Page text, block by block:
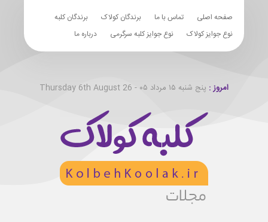
صفحه اصلی تماس با ما برندگان کولاک
برندگان کلبه
نوع جوایز کولاک
نوع جوایز کلبه سرگرمی درباره ما
امروز : پنج شنبه ۱۵ مرداد ۰۵ - Thursday 6th August 26